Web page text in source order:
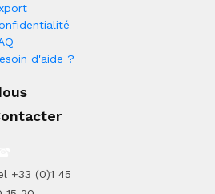
d'aide ?
+33 (0)1 45